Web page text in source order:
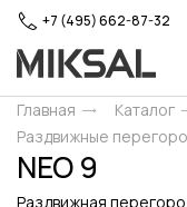
+7 (495) 662-87-32
Главная Каталог
Раздвижные
NEO 9
Раздвижная